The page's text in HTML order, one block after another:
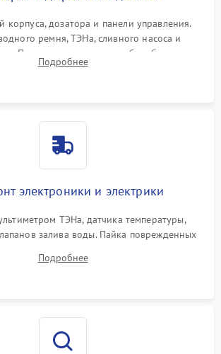
корпуса, дозатора и панели управления.
ремня, ТЭНа, сливного насоса и
Проверка подшипников барабана и
на износ, а манжеты люка на разрывы.
Подробнее
электроники и электрики
ТЭНа, датчика температуры,
залива воды. Пайка поврежденных
целостности проводки и контактов.
Подробнее